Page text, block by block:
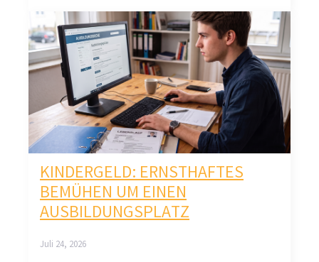
KINDERGELD: ERNSTHAFTES
BEMÜHEN UM EINEN
AUSBILDUNGSPLATZ
Juli 24, 2026